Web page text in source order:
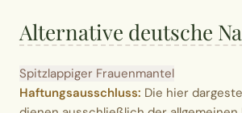
Alternative deutsche
Spitzlappiger Frauenmantel
Haftungsausschluss: Die hier